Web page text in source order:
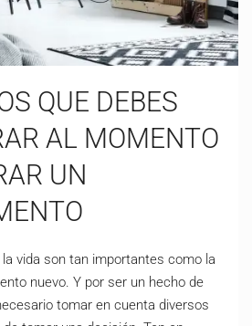
QUE DEBES
AL MOMENTO
UN
vida son tan importantes como la
nuevo. Y por ser un hecho de
tomar en cuenta diversos